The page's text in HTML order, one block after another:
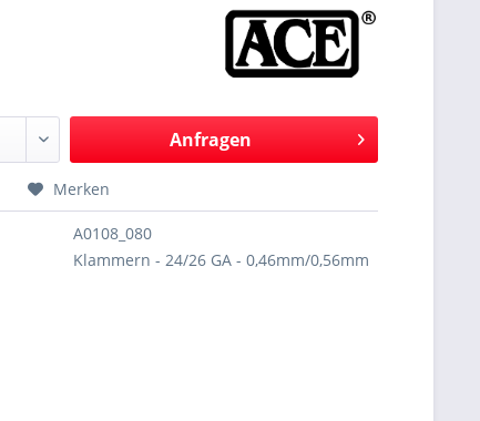
Anfragen
Merken
A0108_080
Klammern - 24/26 GA - 0,46mm/0,56mm